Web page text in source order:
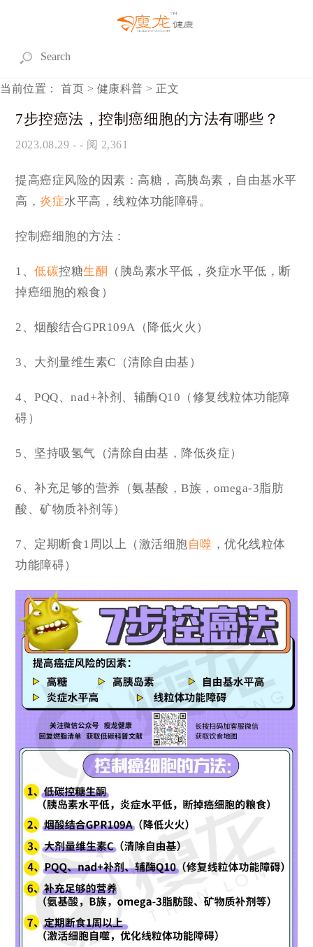
当前位置： 首页 > 健康科普 > 正文
7步控癌法，控制癌细胞的方法有哪些？
2023.08.29 - - 阅 2,361
提高癌症风险的因素：高糖，高胰岛素，自由基水平
高，炎症水平高，线粒体功能障碍。
控制癌细胞的方法：
1、低碳控糖生酮
（胰岛素水平低，炎症水平低，断
掉癌细胞的粮食）
2、烟酸结合GPR109A（降低火火）
3、大剂量维生素C（清除自由基）
4、PQQ、nad+补剂、辅酶Q10（修复线粒体功能障
碍）
5、坚持吸氢气（清除自由基，降低炎症）
6、补充足够的营养（氨基酸，B族，omega-3脂肪
酸、矿物质补剂等）
7、定期断食1周以上（激活细胞自噬 ，优化线粒体
功能障碍）